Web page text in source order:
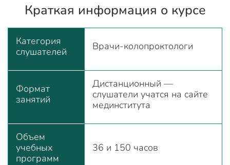
Краткая информация о курсе
Категория
слушателей
Врачи-колопроктологи
Формат
занятий
Дистанционный —
слушатели учатся на сайте
мединститута
Объем
учебных
программ
36 и 150 часов